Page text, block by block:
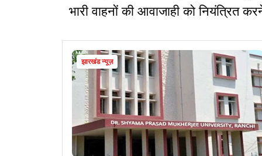
भारी वाहनों की आवाजाही को नियंत्रित
झारखंड न्यूज़